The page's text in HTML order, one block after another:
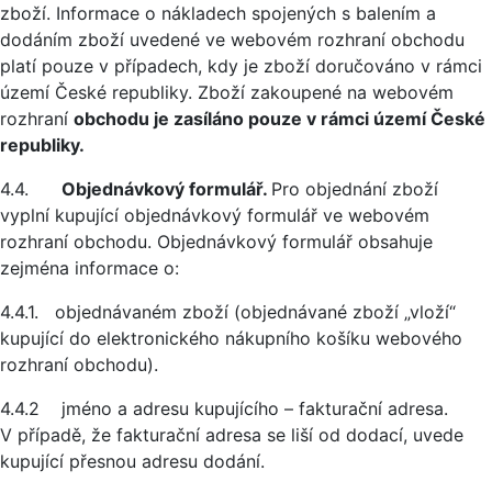
zboží. Informace o nákladech spojených s balením a
dodáním zboží uvedené ve webovém rozhraní obchodu
platí pouze v případech, kdy je zboží doručováno v rámci
území České republiky. Zboží zakoupené na webovém
rozhraní obchodu je zasíláno pouze v rámci území České
republiky.
4.4. Objednávkový formulář. Pro objednání zboží
vyplní kupující objednávkový formulář ve webovém
rozhraní obchodu. Objednávkový formulář obsahuje
zejména informace o:
4.4.1. objednávaném zboží (objednávané zboží „vloží“
kupující do elektronického nákupního košíku webového
rozhraní obchodu).
4.4.2 jméno a adresu kupujícího – fakturační adresa.
V případě, že fakturační adresa se liší od dodací, uvede
kupující přesnou adresu dodání.